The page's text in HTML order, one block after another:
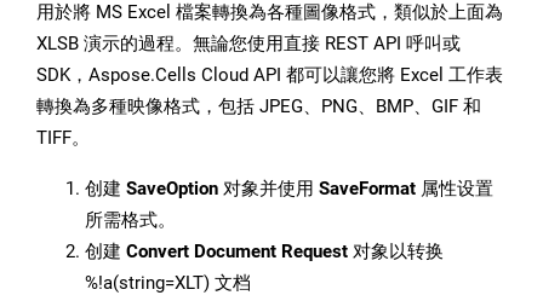
用於將 MS Excel 檔案轉換為各種圖像格式，類似於上面為
XLSB 演示的過程。無論您使用直接 REST API 呼叫或
SDK，Aspose.Cells Cloud API 都可以讓您將 Excel 工作表
轉換為多種映像格式，包括 JPEG、PNG、BMP、GIF 和
TIFF。
创建 SaveOption 对象并使用 SaveFormat 属性设置
所需格式。
创建 Convert Document Request 对象以转换
%!a(string=XLT) 文档